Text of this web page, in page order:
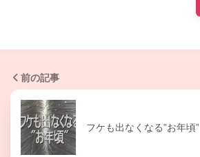
前の記事
フケも出なくなる”お年頃”